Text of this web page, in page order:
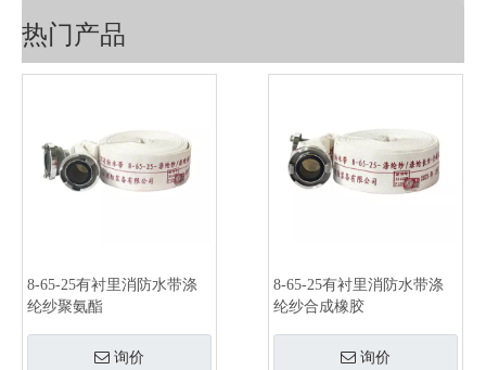
热门产品
8-65-25有衬里消防水带涤
纶纱聚氨酯
询价
8-65-25有衬里消防水带涤
纶纱合成橡胶
询价